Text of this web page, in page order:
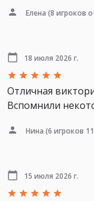
Елена (8 игроков
18 июля 2026 г.
Отличная
Вспомнили
Нина (6 игроков
15 июля 2026 г.